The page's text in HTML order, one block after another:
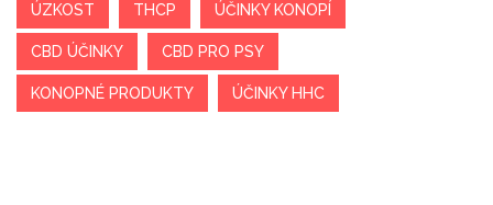
ÚZKOST THCP ÚČINKY KONOPÍ
CBD ÚČINKY CBD PRO PSY
KONOPNÉ PRODUKTY ÚČINKY HHC